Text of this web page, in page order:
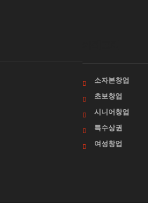
소자본창업
초보창업
시니어창업
특수상권
여성창업